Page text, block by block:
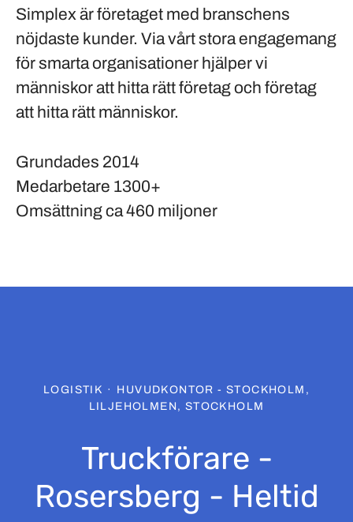
Simplex är företaget med branschens
nöjdaste kunder. Via vårt stora engagemang
för smarta organisationer hjälper vi
människor att hitta rätt företag och företag
att hitta rätt människor.
Grundades 2014
Medarbetare 1300+
Omsättningca 460 miljoner
LOGISTIK ·
HUVUDKONTOR - STOCKHOLM,
LILJEHOLMEN, STOCKHOLM
Truckförare -
Rosersberg - Heltid